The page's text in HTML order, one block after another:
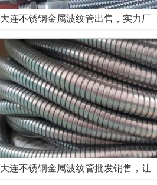
大连不锈钢金属波纹管出售，实力厂
大连不锈钢金属波纹管批发销售，让